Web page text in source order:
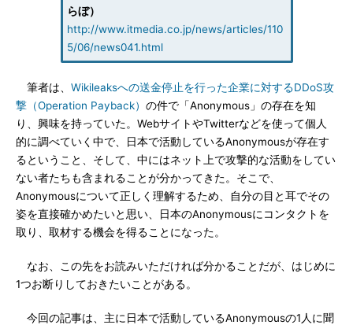
らぼ）
http://www.itmedia.co.jp/news/articles/110
5/06/news041.html
筆者は、 Wikileaksへの送金停止を行った企業に対するDDoS攻
撃（Operation Payback） の件で「Anonymous」の存在を知
り、興味を持っていた。WebサイトやTwitterなどを使って個人
的に調べていく中で、日本で活動しているAnonymousが存在す
るということ、そして、中にはネット上で攻撃的な活動をしてい
ない者たちも含まれることが分かってきた。そこで、
Anonymousについて正しく理解するため、自分の目と耳でその
姿を直接確かめたいと思い、日本のAnonymousにコンタクトを
取り、取材する機会を得ることになった。
なお、この先をお読みいただければ分かることだが、はじめに
1つお断りしておきたいことがある。
今回の記事は、主に日本で活動しているAnonymousの1人に聞